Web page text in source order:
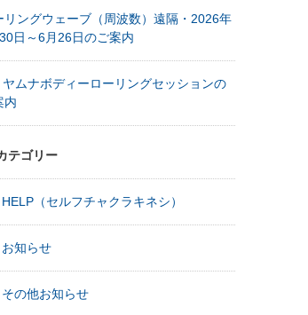
リングウェーブ（周波数）遠隔・2026年
日～6月26日のご案内
ムナボディーローリングセッションの
内
テゴリー
HELP（セルフチャクラキネシ）
お知らせ
その他お知らせ